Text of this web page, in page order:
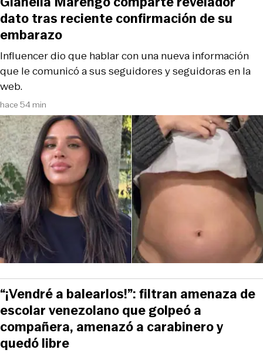
hace 54 min
Influencer dio que hablar con una nueva información
que le comunicó a sus seguidores y seguidoras en la
web.
dato tras reciente confirmación de su
embarazo
“¡Vendré a balearlos!”: filtran amenaza de
escolar venezolano que golpeó a
compañera, amenazó a carabinero y
quedó libre